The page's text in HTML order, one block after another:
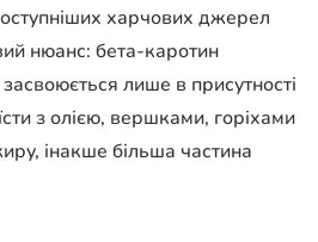
харчових джерел
нюанс: бета-каротин
лише в присутності
з олією, вершками, горіхами
інакше більша частина